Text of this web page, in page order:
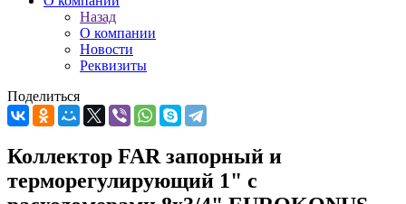
Назад
О компании
Новости
Реквизиты
Поделиться
Коллектор FAR запорный и
терморегулирующий 1" с